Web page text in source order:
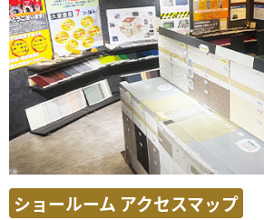
ショールーム アクセスマップ